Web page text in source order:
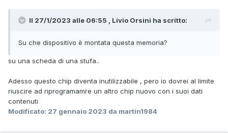
Il 27/1/2023 alle 06:55 , Livio Orsini ha scritto:
Su che dispositivo è montata questa memoria?
su una scheda di una stufa..
Adesso questo chip diventa inutilizzabile , pero io dovrei al limite
riuscire ad riprogramamre un altro chip nuovo con i suoi dati
contenuti
Modificato: 27 gennaio 2023 da martin1984